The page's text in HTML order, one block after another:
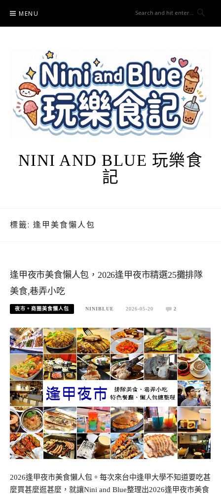
content
MENU
NINI AND BLUE 玩樂食
記
標籤: 逢甲美食懶人包
逢甲夜市美食懶人包，2026逢甲夜市精選25攤排隊
美食,巷弄小吃
夜市。商圈美食懶人包 NINIBLUE 2026-05-20 2
2026逢甲夜市美食懶人包。每次來台中逢甲大學不知道要吃甚
麼買甚麼逛甚麼，就讓Nini and Blue整理出2026逢甲夜市美食